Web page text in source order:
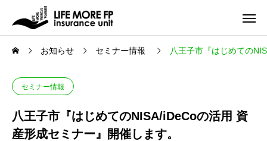
お知らせ セミナー情報 八王子市『はじめての
セミナー情報
八王子市『はじめてのNISA/iDeCoの活用 資
産形成セミナー』開催します。